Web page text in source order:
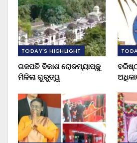
TODAY'S HIGHLIGHT
ଗଜପତି ବିକାଶ ରୋଡମ୍ୟାପ୍‌କୁ
ମିଳିଲା ଗୁରୁତ୍ୱ